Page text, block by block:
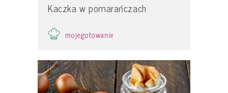
Kaczka w pomarańczach
mojegotowanie